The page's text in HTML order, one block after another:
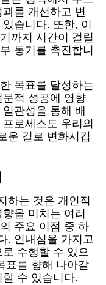
를 개선하고 변
습니다. 또한, 이
까지 시간이 걸릴
동기를 촉진합니
목표를 달성하는
적 성공에 영향
관성을 통해 배
로세스도 우리의
운 길로 변화시킵
하는 것은 개인적
을 미치는 여러
주요 이점 중 하
. 인내심을 가지고
수행할 수 있으
표를 향해 나아갈
수 있습니다.